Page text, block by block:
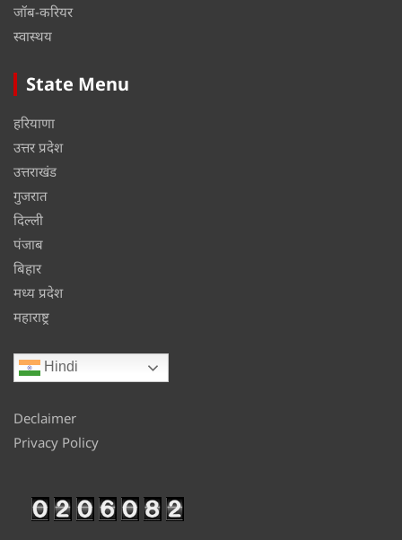
जॉब-करियर
स्वास्थय
State Menu
हरियाणा
उत्तर प्रदेश
उत्तराखंड
गुजरात
दिल्ली
पंजाब
बिहार
मध्य प्रदेश
महाराष्ट्र
Hindi
Declaimer
Privacy Policy